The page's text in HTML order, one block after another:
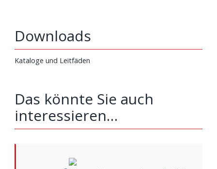
Downloads
Kataloge und Leitfäden
Das könnte Sie auch
interessieren…